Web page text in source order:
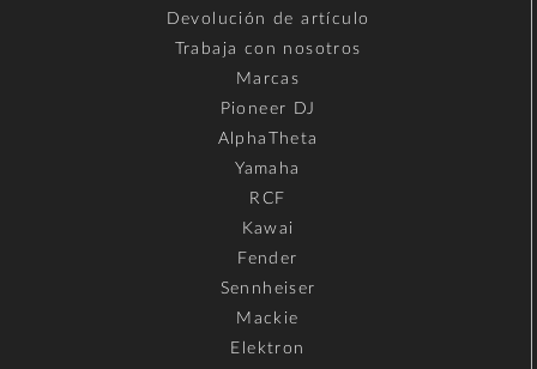
Devolución de artículo
Trabaja con nosotros
Marcas
Pioneer DJ
AlphaTheta
Yamaha
RCF
Kawai
Fender
Sennheiser
Mackie
Elektron